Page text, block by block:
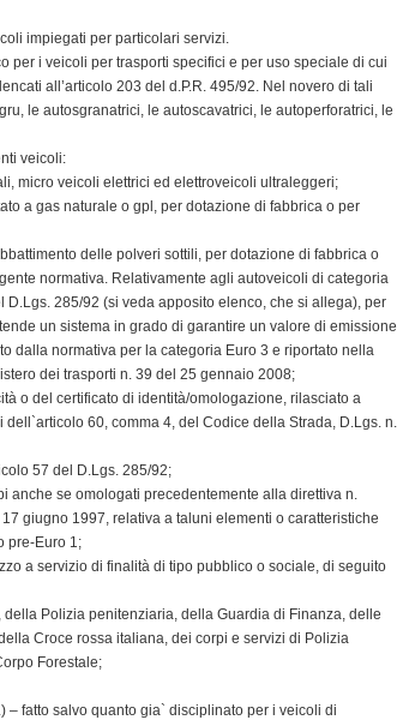
impiegati per particolari servizi.
per i veicoli per trasporti specifici e per uso speciale di cui
all’articolo 203 del d.P.R. 495/92. Nel novero di tali
le autosgranatrici, le autoscavatrici, le autoperforatrici, le
veicoli:
micro veicoli elettrici ed elettroveicoli ultraleggeri;
a gas naturale o gpl, per dotazione di fabbrica o per
delle polveri sottili, per dotazione di fabbrica o
normativa. Relativamente agli autoveicoli di categoria
D.Lgs. 285/92 (si veda apposito elenco, che si allega), per
un sistema in grado di garantire un valore di emissione
dalla normativa per la categoria Euro 3 e riportato nella
dei trasporti n. 39 del 25 gennaio 2008;
o del certificato di identità/omologazione, rilasciato a
60, comma 4, del Codice della Strada, D.Lgs. n.
57 del D.Lgs. 285/92;
anche se omologati precedentemente alla direttiva n.
giugno 1997, relativa a taluni elementi o caratteristiche
Euro 1;
a servizio di finalità di tipo pubblico o sociale, di seguito
Polizia penitenziaria, della Guardia di Finanza, delle
Croce rossa italiana, dei corpi e servizi di Polizia
Forestale;
fatto salvo quanto gia` disciplinato per i veicoli di